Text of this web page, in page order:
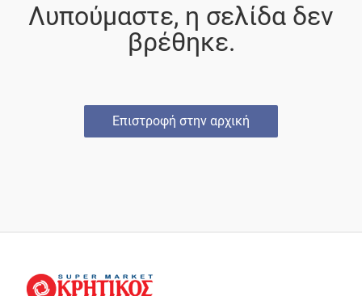
Λυπούμαστε, η σελίδα δεν
βρέθηκε.
Επιστροφή στην αρχική